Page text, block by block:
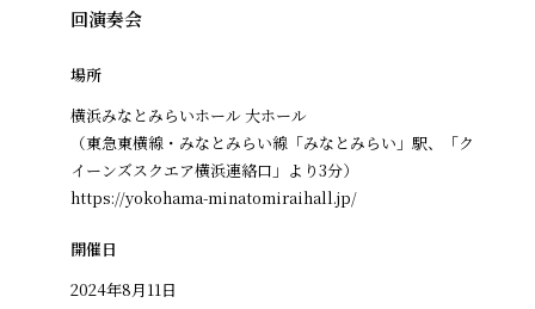
回演奏会
場所
横浜みなとみらいホール 大ホール
（東急東横線・みなとみらい線「みなとみらい」駅、「ク
イーンズスクエア横浜連絡口」より3分）
https://yokohama-minatomiraihall.jp/
開催日
2024年8月11日